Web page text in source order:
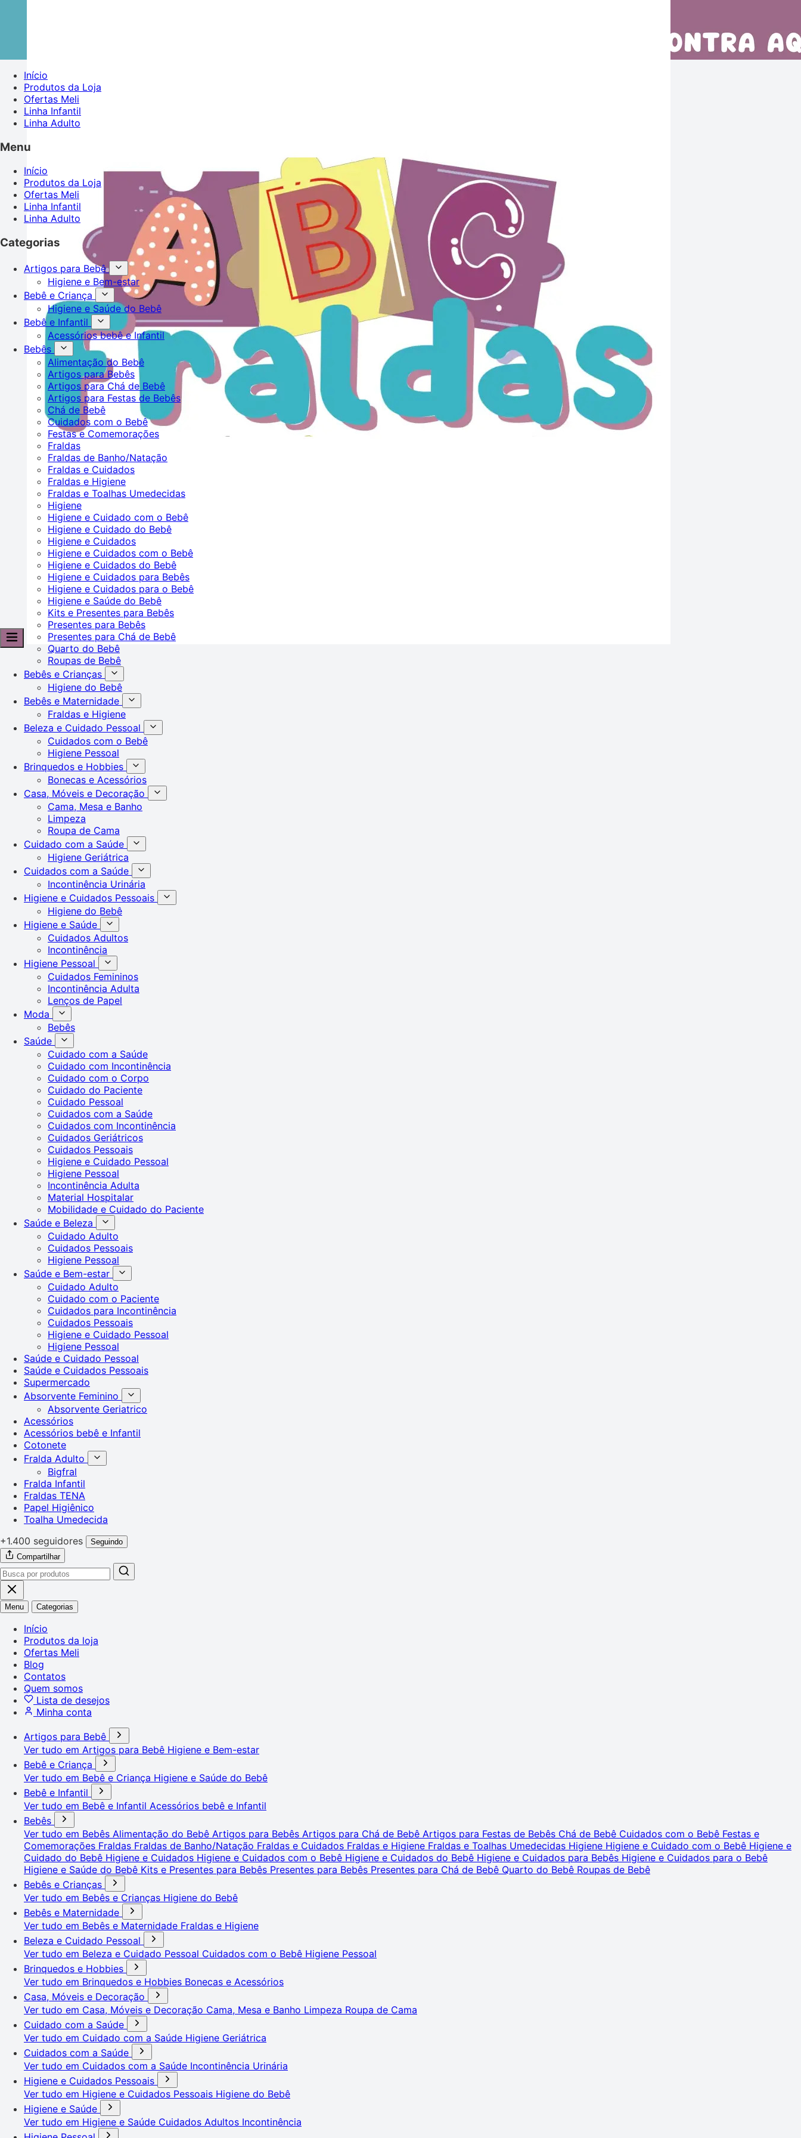
Início
Produtos da Loja
Ofertas Meli
Linha Infantil
Linha Adulto
Menu
Início
Produtos da Loja
Ofertas Meli
Linha Infantil
Linha Adulto
Categorias
Artigos para Bebê
Higiene e Bem-estar
Bebê e Criança
Higiene e Saúde do Bebê
Bebê e Infantil
Acessórios bebê e Infantil
Bebês
Alimentação do Bebê
Artigos para Bebês
Artigos para Chá de Bebê
Artigos para Festas de Bebês
Chá de Bebê
Cuidados com o Bebê
Festas e Comemorações
Fraldas
Fraldas de Banho/Natação
Fraldas e Cuidados
Fraldas e Higiene
Fraldas e Toalhas Umedecidas
Higiene
Higiene e Cuidado com o Bebê
Higiene e Cuidado do Bebê
Higiene e Cuidados
Higiene e Cuidados com o Bebê
Higiene e Cuidados do Bebê
Higiene e Cuidados para Bebês
Higiene e Cuidados para o Bebê
Higiene e Saúde do Bebê
Kits e Presentes para Bebês
Presentes para Bebês
Presentes para Chá de Bebê
Quarto do Bebê
Roupas de Bebê
Bebês e Crianças
Higiene do Bebê
Bebês e Maternidade
Fraldas e Higiene
Beleza e Cuidado Pessoal
Cuidados com o Bebê
Higiene Pessoal
Brinquedos e Hobbies
Bonecas e Acessórios
Casa, Móveis e Decoração
Cama, Mesa e Banho
Limpeza
Roupa de Cama
Cuidado com a Saúde
Higiene Geriátrica
Cuidados com a Saúde
Incontinência Urinária
Higiene e Cuidados Pessoais
Higiene do Bebê
Higiene e Saúde
Cuidados Adultos
Incontinência
Higiene Pessoal
Cuidados Femininos
Incontinência Adulta
Lenços de Papel
Moda
Bebês
Saúde
Cuidado com a Saúde
Cuidado com Incontinência
Cuidado com o Corpo
Cuidado do Paciente
Cuidado Pessoal
Cuidados com a Saúde
Cuidados com Incontinência
Cuidados Geriátricos
Cuidados Pessoais
Higiene e Cuidado Pessoal
Higiene Pessoal
Incontinência Adulta
Material Hospitalar
Mobilidade e Cuidado do Paciente
Saúde e Beleza
Cuidado Adulto
Cuidados Pessoais
Higiene Pessoal
Saúde e Bem-estar
Cuidado Adulto
Cuidado com o Paciente
Cuidados para Incontinência
Cuidados Pessoais
Higiene e Cuidado Pessoal
Higiene Pessoal
Saúde e Cuidado Pessoal
Saúde e Cuidados Pessoais
Supermercado
Absorvente Feminino
Absorvente Geriatrico
Acessórios
Acessórios bebê e Infantil
Cotonete
Fralda Adulto
Bigfral
Fralda Infantil
Fraldas TENA
Papel Higiênico
Toalha Umedecida
+1.400 seguidores
Seguindo
Compartilhar
Menu Categorias
Início
Produtos da loja
Ofertas Meli
Blog
Contatos
Quem somos
Lista de desejos
Minha conta
Artigos para Bebê
Ver tudo em Artigos para Bebê Higiene e Bem-estar
Bebê e Criança
Ver tudo em Bebê e Criança Higiene e Saúde do Bebê
Bebê e Infantil
Ver tudo em Bebê e Infantil Acessórios bebê e Infantil
Bebês
Ver tudo em Bebês Alimentação do Bebê Artigos para Bebês Artigos para Chá de Bebê Artigos para Festas de Bebês Chá de Bebê Cuidados com o Bebê Festas e
Comemorações Fraldas Fraldas de Banho/Natação Fraldas e Cuidados Fraldas e Higiene Fraldas e Toalhas Umedecidas Higiene Higiene e Cuidado com o Bebê Higiene e
Cuidado do Bebê Higiene e Cuidados Higiene e Cuidados com o Bebê Higiene e Cuidados do Bebê Higiene e Cuidados para Bebês Higiene e Cuidados para o Bebê
Higiene e Saúde do Bebê Kits e Presentes para Bebês Presentes para Bebês Presentes para Chá de Bebê Quarto do Bebê Roupas de Bebê
Bebês e Crianças
Ver tudo em Bebês e Crianças Higiene do Bebê
Bebês e Maternidade
Ver tudo em Bebês e Maternidade Fraldas e Higiene
Beleza e Cuidado Pessoal
Ver tudo em Beleza e Cuidado Pessoal Cuidados com o Bebê Higiene Pessoal
Brinquedos e Hobbies
Ver tudo em Brinquedos e Hobbies Bonecas e Acessórios
Casa, Móveis e Decoração
Ver tudo em Casa, Móveis e Decoração Cama, Mesa e Banho Limpeza Roupa de Cama
Cuidado com a Saúde
Ver tudo em Cuidado com a Saúde Higiene Geriátrica
Cuidados com a Saúde
Ver tudo em Cuidados com a Saúde Incontinência Urinária
Higiene e Cuidados Pessoais
Ver tudo em Higiene e Cuidados Pessoais Higiene do Bebê
Higiene e Saúde
Ver tudo em Higiene e Saúde Cuidados Adultos Incontinência